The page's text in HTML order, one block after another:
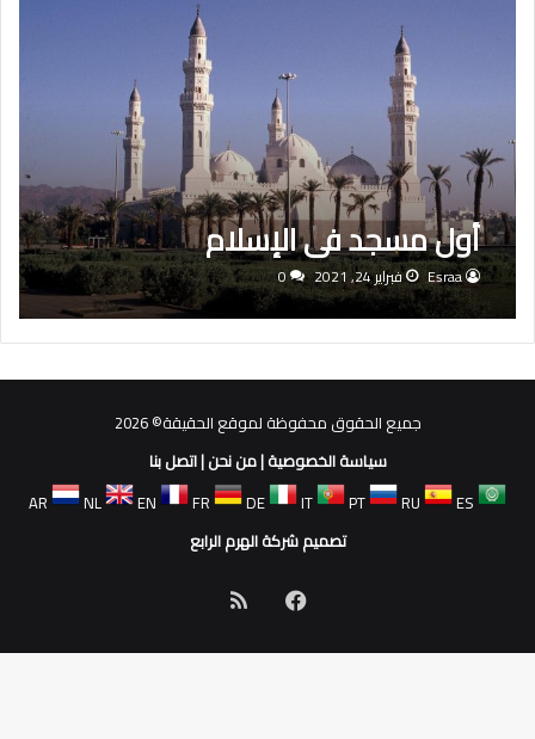
أول مسجد فى الإسلام
Esraa فبراير 24, 2021 0
جميع الحقوق محفوظة لموقع الحقيقة© 2026
سياسة الخصوصية|من نحن|اتصل بنا
AR
NL EN FR DE IT PT RU
ES
تصميم شركة الهرم الرابع
فيسبوك
الموقع